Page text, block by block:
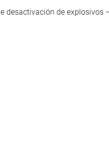
desactivación de explosivos